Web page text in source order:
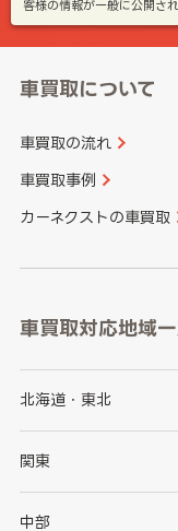
客様の情報が一般に公開さ
車買取について
車買取の流れ
車買取事例
カーネクストの車買取
車買取対応地域
北海道・東北
北海道
岩手県
関東
茨城県
中部